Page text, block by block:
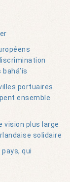
portuaires
ensemble
vision plus large
solidaire
pays, qui